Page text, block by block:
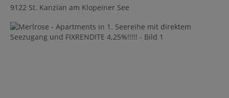
9122 St. Kanzian am Klopeiner See